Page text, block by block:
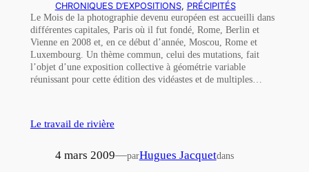
CHRONIQUES D’EXPOSITIONS, PRÉCIPITÉS
Le Mois de la photographie devenu européen est accueilli dans
différentes capitales, Paris où il fut fondé, Rome, Berlin et
Vienne en 2008 et, en ce début d’année, Moscou, Rome et
Luxembourg. Un thème commun, celui des mutations, fait
l’objet d’une exposition collective à géométrie variable
réunissant pour cette édition des vidéastes et de multiples…
Le travail de rivière
4 mars 2009—parHugues Jacquetdans